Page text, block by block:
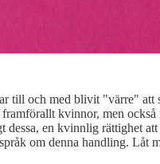
till och med blivit "värre" att
kvinnor, men
en kvinnlig rättighet
om denna handling.